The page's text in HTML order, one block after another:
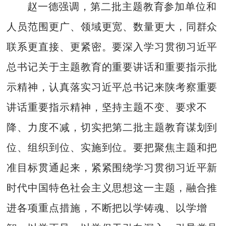
赵一德强调，第二批主题教育参加单位和
人员范围更广、领域更宽、数量更大，同群众
联系更直接、更紧密。要深入学习贯彻习近平
总书记关于主题教育的重要讲话和重要指示批
示精神，认真落实习近平总书记来陕考察重要
讲话重要指示精神，坚持主题不变、要求不
降、力度不减，切实把第二批主题教育谋划到
位、组织到位、实施到位。要把聚焦主题和把
准目标贯通起来，紧紧围绕学习贯彻习近平新
时代中国特色社会主义思想这一主题，融合推
进各项重点措施，不断把以学铸魂、以学增